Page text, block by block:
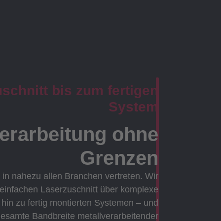
bis zum fertigen
System
ohne
Grenzen
nahezu allen Branchen vertreten. Wir
Laserzuschnitt über komplexe
zu fertig montierten Systemen – und
Bandbreite metallverarbeitender